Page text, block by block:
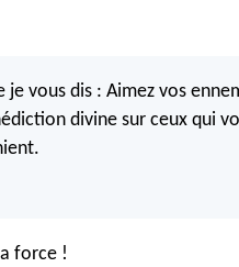
vous dis : Aimez vos
divine sur ceux qui
force !